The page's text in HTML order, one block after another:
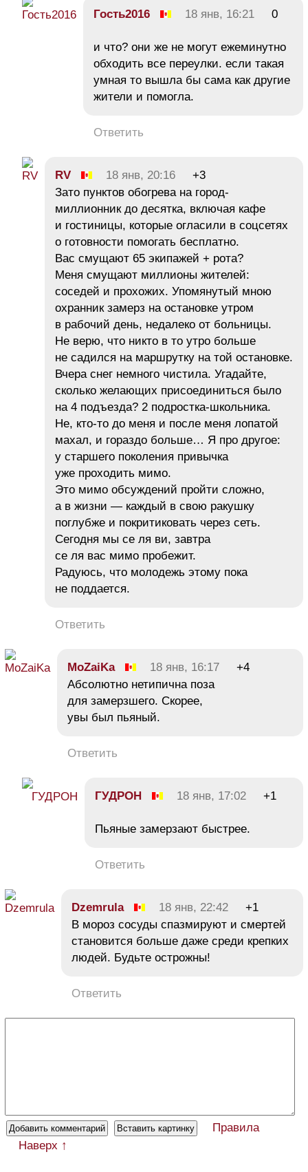
Гость2016 18 янв, 16:21 0
и что? они же не могут ежеминутно
обходить все переулки. если такая
умная то вышла бы сама как другие
жители и помогла.
Ответить
RV 18 янв, 20:16
+3
Зато пунктов обогрева на город-
миллионник до десятка, включая кафе
и гостиницы, которые огласили в соцсетях
о готовности помогать бесплатно.
Вас смущают 65 экипажей + рота?
Меня смущают миллионы жителей:
соседей и прохожих. Упомянутый мною
охранник замерз на остановке утром
в рабочий день, недалеко от больницы.
Не верю, что никто в то утро больше
не садился на маршрутку на той остановке.
Вчера снег немного чистила. Угадайте,
сколько желающих присоединиться было
на 4 подъезда? 2 подростка-школьника.
Не, кто-то до меня и после меня лопатой
махал, и гораздо больше… Я про другое:
у старшего поколения привычка
уже проходить мимо.
Это мимо обсуждений пройти сложно,
а в жизни — каждый в свою ракушку
поглубже и покритиковать через сеть.
Сегодня мы се ля ви, завтра
се ля вас мимо пробежит.
Радуюсь, что молодежь этому пока
не поддается.
Ответить
MoZaiKa 18 янв, 16:17
+4
Абсолютно нетипична поза
для замерзшего. Скорее,
увы был пьяный.
Ответить
ГУДРОН 18 янв, 17:02 +1
Пьяные замерзают быстрее.
Ответить
Dzemrula 18 янв, 22:42
+1
В мороз сосуды спазмируют и смертей
становится больше даже среди крепких
людей. Будьте острожны!
Ответить
Правила
Наверх ↑